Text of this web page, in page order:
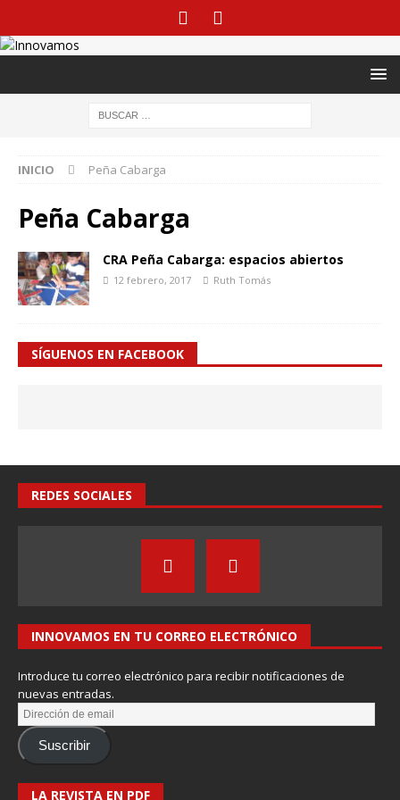
INICIO Peña Cabarga
Peña Cabarga
CRA Peña Cabarga: espacios abiertos
12 febrero, 2017 Ruth Tomás
SÍGUENOS EN FACEBOOK
REDES SOCIALES
INNOVAMOS EN TU CORREO ELECTRÓNICO
Introduce tu correo electrónico para recibir notificaciones de
nuevas entradas.
Suscribir
LA REVISTA EN PDF